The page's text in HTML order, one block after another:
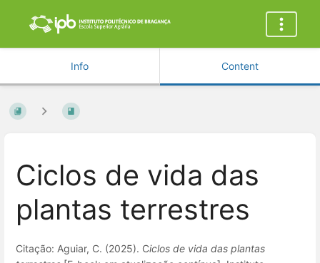
Info Content
Ciclos de vida das
plantas terrestres
Citação: Aguiar, C. (2025). Ciclos de vida das plantas